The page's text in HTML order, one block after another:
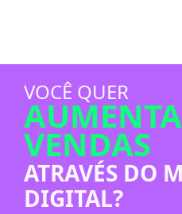
VOCÊ QUER
VENDAS
ATRAVÉS DO
DIGITAL?